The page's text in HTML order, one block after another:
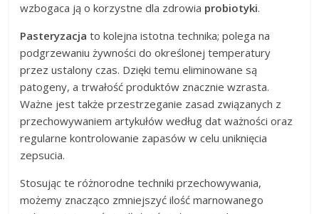
wzbogaca ją o korzystne dla zdrowia probiotyki.
Pasteryzacja to kolejna istotna technika; polega na
podgrzewaniu żywności do określonej temperatury
przez ustalony czas. Dzięki temu eliminowane są
patogeny, a trwałość produktów znacznie wzrasta.
Ważne jest także przestrzeganie zasad związanych z
przechowywaniem artykułów według dat ważności oraz
regularne kontrolowanie zapasów w celu uniknięcia
zepsucia.
Stosując te różnorodne techniki przechowywania,
możemy znacząco zmniejszyć ilość marnowanego